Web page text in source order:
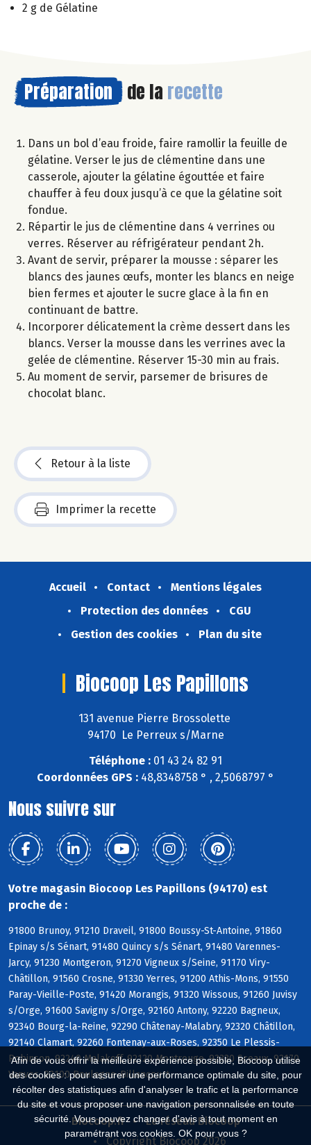
Afin de vous offrir la meilleure expérience possible, Biocoop utilise
des cookies : pour assurer une performance optimale du site, pour
récolter des statistiques afin d'analyser le trafic et la performance
du site et vous proposer une navigation personnalisée en toute
sécurité. Vous pouvez changer d'avis à tout moment en
paramétrant vos cookies. OK pour vous ?
2 g de Gélatine
Préparation de la recette
Dans un bol d’eau froide, faire ramollir la feuille de
gélatine. Verser le jus de clémentine dans une
casserole, ajouter la gélatine égouttée et faire
chauffer à feu doux jusqu’à ce que la gélatine soit
fondue.
Répartir le jus de clémentine dans 4 verrines ou
verres. Réserver au réfrigérateur pendant 2h.
Avant de servir, préparer la mousse : séparer les
blancs des jaunes œufs, monter les blancs en neige
bien fermes et ajouter le sucre glace à la fin en
continuant de battre.
Incorporer délicatement la crème dessert dans les
blancs. Verser la mousse dans les verrines avec la
gelée de clémentine. Réserver 15-30 min au frais.
Au moment de servir, parsemer de brisures de
chocolat blanc.
Retour à la liste
Imprimer la recette
Accueil Contact
Mentions légales
Protection des données
CGU
Gestion des cookies
Plan du site
Biocoop Les Papillons
131 avenue Pierre Brossolette
94170 Le Perreux s/Marne
Téléphone : 01 43 24 82 91
Coordonnées GPS : 48,8348758 ° , 2,5068797 °
Nous suivre sur
Votre magasin Biocoop Les Papillons (94170) est
proche de :
91800 Brunoy, 91210 Draveil, 91800 Boussy-St-Antoine, 91860
Epinay s/s Sénart, 91480 Quincy s/s Sénart, 91480 Varennes-
Jarcy, 91230 Montgeron, 91270 Vigneux s/Seine, 91170 Viry-
Châtillon, 91560 Crosne, 91330 Yerres, 91200 Athis-Mons, 91550
Paray-Vieille-Poste, 91420 Morangis, 91320 Wissous, 91260 Juvisy
s/Orge, 91600 Savigny s/Orge, 92160 Antony, 92220 Bagneux,
92340 Bourg-la-Reine, 92290 Châtenay-Malabry, 92320 Châtillon,
92140 Clamart, 92260 Fontenay-aux-Roses, 92350 Le Plessis-
Robinson, 92240 Malakoff, 92120 Montrouge, 92330 Sceaux, 92170
Vanves, 92100 Boulogne-Billancourt
Biocoop.fr
Le réseau Biocoop
Copyright Biocoop 2026